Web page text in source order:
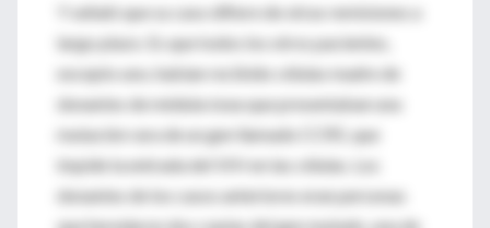
Y señaló que su caso difiere de otras remisiones a
largo plazo. Es que todos los otros pacientes,
excepto uno, habían recibido células madre de
donantes de médula ósea que presentaban una
mutación rara de un gen llamado CCR5, que
impide la entrada del VIH en las células. Los
donantes de los casos anteriores eran personas